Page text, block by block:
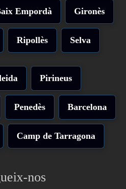
Empordà Gironès
Ripollès Selva
Pirineus
Penedès Barcelona
Camp de Tarragona
nos